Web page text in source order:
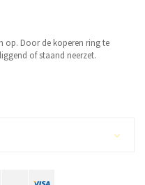
op. Door de koperen ring te
of staand neerzet.